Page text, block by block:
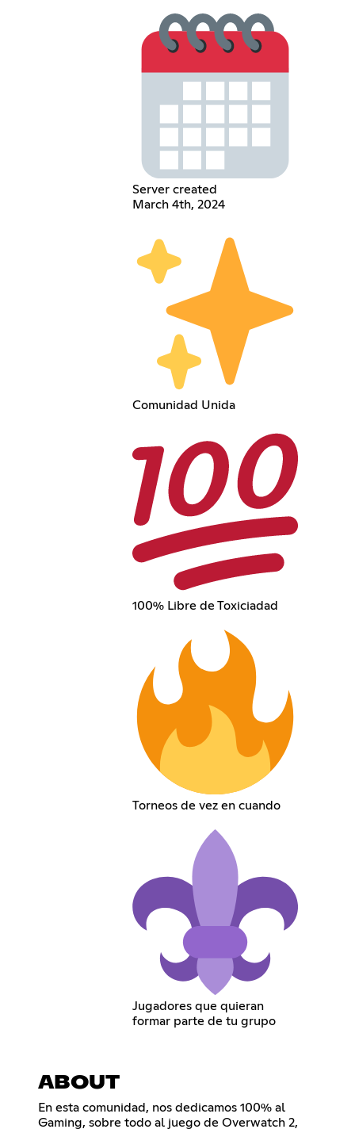
Server created
March 4th, 2024
Comunidad Unida
100% Libre de Toxiciadad
Torneos de vez en cuando
Jugadores que quieran
formar parte de tu grupo
ABOUT
En esta comunidad, nos dedicamos 100% al
Gaming, sobre todo al juego de Overwatch 2,